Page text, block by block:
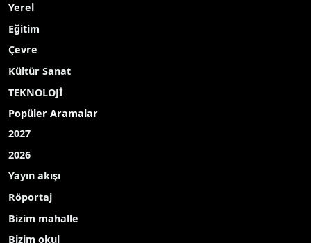
Yerel
Eğitim
Çevre
Kültür Sanat
TEKNOLOJİ
Popüler Aramalar
2027
2026
Yayın akışı
Röportaj
Bizim mahalle
Bizim okul